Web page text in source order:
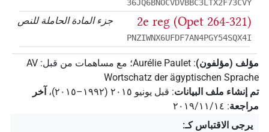
36JQ6BNOCVDVBBC3LTX2F73CVY
جزء المادة الحاملة للنص 2e reg (Opet 264-321)
PNZIWNX6UFDF7AN4PGY54SQX4I
مؤلف (مؤلفون):
Aurélie Paulet؛ مع مساهمات من قبل:
AV
Wortschatz der ägyptischen Sprache
تم إنشاء ملف البيانات: قبل يونيو ۲۰۱٥ (۱۹۹۲–۲۰۱٥) ، آخر
مراجعة: ٢٠١٩/١١/١٤
يرجى الاقتباس كـ: